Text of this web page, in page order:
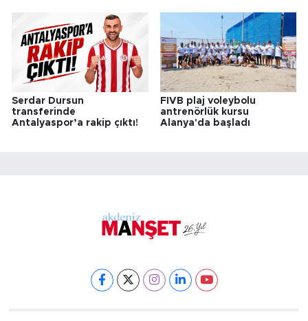
Serdar Dursun
transferinde
Antalyaspor’a rakip çıktı!
FIVB plaj voleybolu
antrenörlük kursu
Alanya'da başladı